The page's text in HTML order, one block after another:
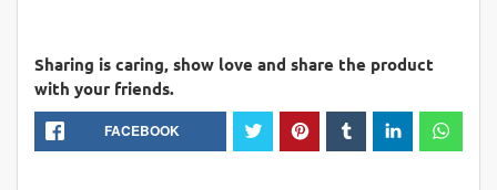
Sharing is caring, show love and share the product
with your friends.
FACEBOOK